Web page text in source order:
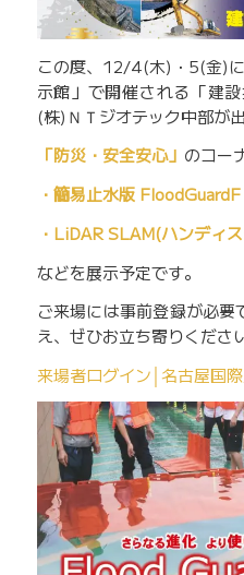
この度、12/4(木)・5(金)
示館」で開催される「建
(株)ＮＴジオテック中部が
「防災・安全安心」 のコー
・簡易止水版
・LiDAR SLAM(ハンディ
などを展示予定です。
ご来場には事前登録が必
え、ぜひお立ち寄りくださ
来場者ログイン│名古屋国